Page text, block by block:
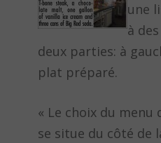
une
à
deux parties: à
plat préparé.
« Le choix du menu
se situe du côté de